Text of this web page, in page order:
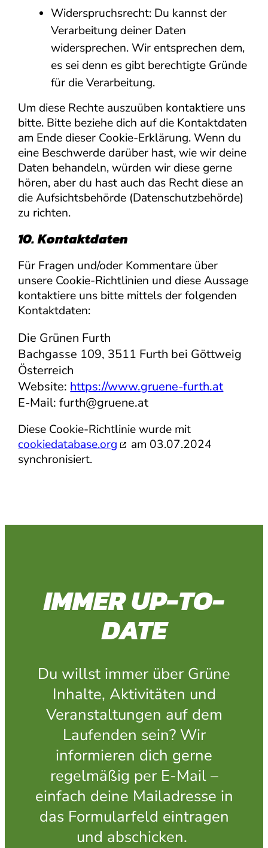
Widerspruchsrecht: Du kannst der
Verarbeitung deiner Daten
widersprechen. Wir entsprechen dem,
es sei denn es gibt berechtigte Gründe
für die Verarbeitung.
Um diese Rechte auszuüben kontaktiere uns
bitte. Bitte beziehe dich auf die Kontaktdaten
am Ende dieser Cookie-Erklärung. Wenn du
eine Beschwerde darüber hast, wie wir deine
Daten behandeln, würden wir diese gerne
hören, aber du hast auch das Recht diese an
die Aufsichtsbehörde (Datenschutzbehörde)
zu richten.
10. Kontaktdaten
Für Fragen und/oder Kommentare über
unsere Cookie-Richtlinien und diese Aussage
kontaktiere uns bitte mittels der folgenden
Kontaktdaten:
Die Grünen Furth
Bachgasse 109, 3511 Furth bei Göttweig
Österreich
Website: https://www.gruene-furth.at
E-Mail:furth@gruene.at
Diese Cookie-Richtlinie wurde mit
cookiedatabase.org
am 03.07.2024
synchronisiert.
IMMER UP-TO-
DATE
Du willst immer über Grüne
Inhalte, Aktivitäten und
Veranstaltungen auf dem
Laufenden sein? Wir
informieren dich gerne
regelmäßig per E-Mail –
einfach deine Mailadresse in
das Formularfeld eintragen
und abschicken.